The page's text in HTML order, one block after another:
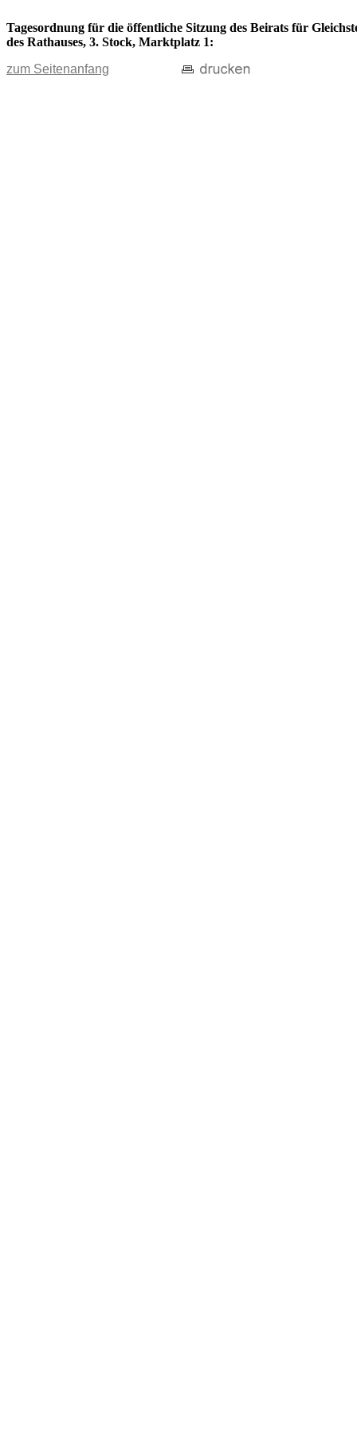
Tagesordnung für die öffentliche Sitzung des Beirats für
des Rathauses, 3. Stock, Marktplatz 1:
zum Seitenanfang